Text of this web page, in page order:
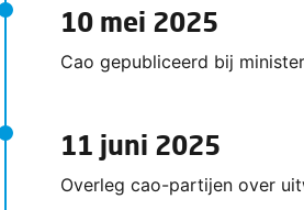
10 mei 2025
Cao gepubliceerd bij
11 juni 2025
Overleg cao-partijen over